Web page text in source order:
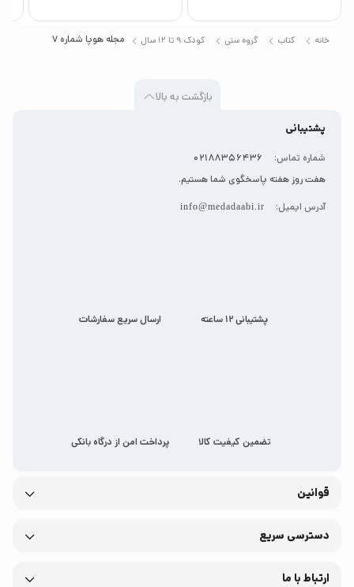
خانه کتاب گروه سنی کودک 9 تا 12 سال مجله هوپا شماره 7
بازگشت به بالا
پشتیبانی
شماره تماس:
02188356436
هفت روز هفته پاسخگوی شما هستیم.
آدرس ایمیل: info@medadaabi.ir
پشتیبانی 12 ساعته ارسال سریع سفارشات
تضمین کیفیت کالا پرداخت امن از درگاه بانکی
قوانین
دسترسی سریع
ارتباط با ما